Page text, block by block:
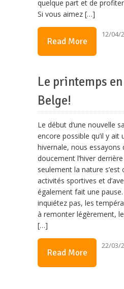
quelque part et de
Si vous aimez […]
Read More
12/04/
Le printemps
Belge!
Le début d’une nouvelle
encore possible qu’il y ait
hivernale, nous essayons
doucement l’hiver
seulement la nature s’est
activités sportives et
également fait une
inquiétez pas, les
à remonter légèrement,
[…]
Read More
22/03/